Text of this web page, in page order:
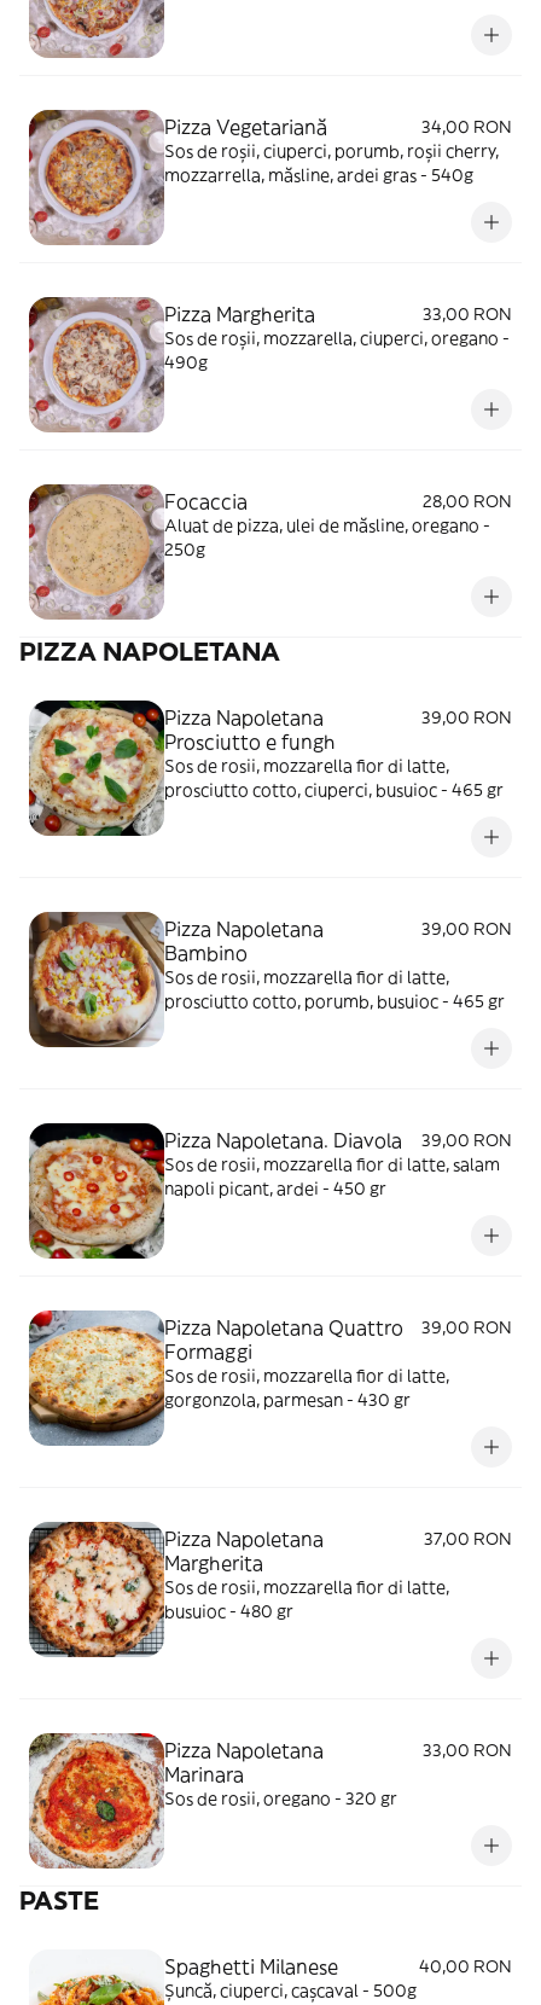
Pizza Vegetariană
34,00 RON
Sos de roșii, ciuperci, porumb, roșii cherry,
mozzarrella, măsline, ardei gras - 540g
Pizza Margherita
33,00 RON
Sos de roșii, mozzarella, ciuperci, oregano -
490g
Focaccia
28,00 RON
Aluat de pizza, ulei de măsline, oregano -
250g
PIZZA NAPOLETANA
Pizza Napoletana
Prosciutto e fungh
39,00 RON
Sos de rosii, mozzarella fior di latte,
prosciutto cotto, ciuperci, busuioc - 465 gr
Pizza Napoletana
Bambino
39,00 RON
Sos de rosii, mozzarella fior di latte,
prosciutto cotto, porumb, busuioc - 465 gr
Pizza Napoletana. Diavola
39,00 RON
Sos de rosii, mozzarella fior di latte, salam
napoli picant, ardei - 450 gr
Pizza Napoletana Quattro
Formaggi
39,00 RON
Sos de rosii, mozzarella fior di latte,
gorgonzola, parmesan - 430 gr
Pizza Napoletana
Margherita
37,00 RON
Sos de rosii, mozzarella fior di latte,
busuioc - 480 gr
Pizza Napoletana
Marinara
33,00 RON
Sos de rosii, oregano - 320 gr
PASTE
Spaghetti Milanese
40,00 RON
Șuncă, ciuperci, cașcaval - 500g